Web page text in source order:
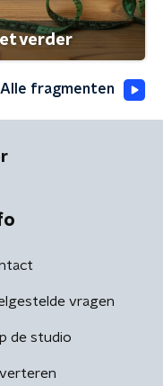
verder
Alle fragmenten
vragen
de studio